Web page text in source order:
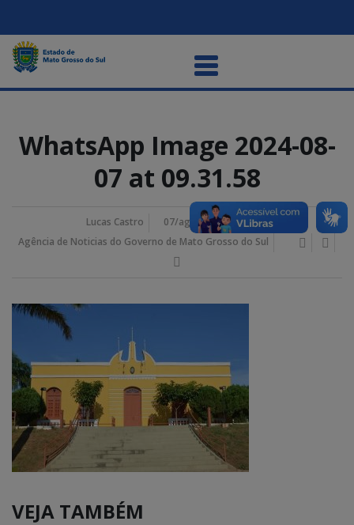
WhatsApp Image 2024-08-
07 at 09.31.58
Lucas Castro
07/agosto/2024 9:40 am
Agência de Noticias do Governo de Mato Grosso do Sul
VEJA TAMBÉM